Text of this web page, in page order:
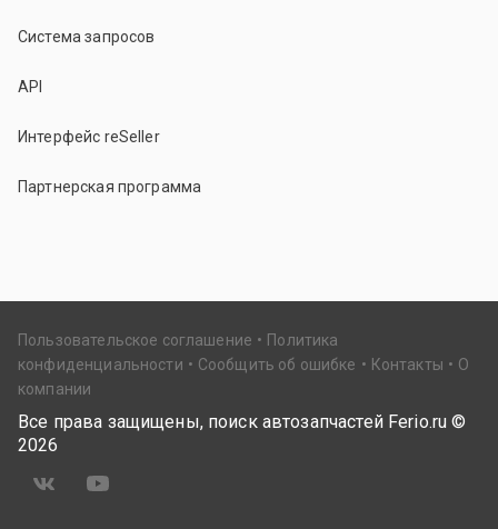
Система запросов
API
Интерфейс reSeller
Партнерская программа
Пользовательское соглашение
Политика
конфиденциальности
Сообщить об ошибке Контакты
О
компании
Все права защищены, поиск автозапчастей Ferio.ru ©
2026